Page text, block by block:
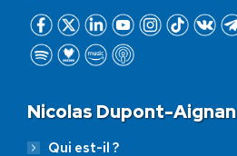
Nicolas Dupont-Aignan
Qui est-il ?